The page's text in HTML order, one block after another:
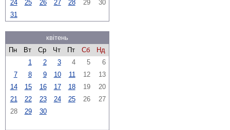
24
25 26 27 28 29
30
31
квітень
Пн
Вт Ср Чт Пт Сб
Нд
1
2 3 4 5
6
7
8 9 10 11 12
13
14
15 16 17 18 19
20
21
22 23 24 25 26
27
28
29 30